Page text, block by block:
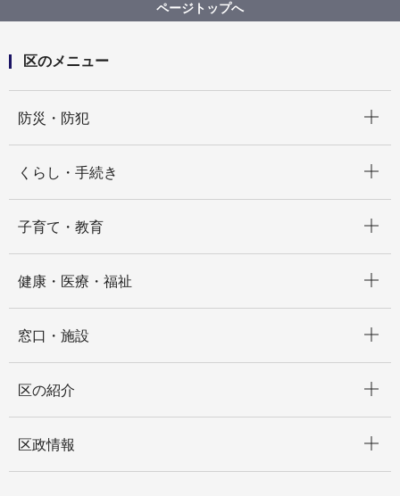
ページトップへ
区のメニュー
防災・防犯
くらし・手続き
子育て・教育
健康・医療・福祉
窓口・施設
区の紹介
区政情報